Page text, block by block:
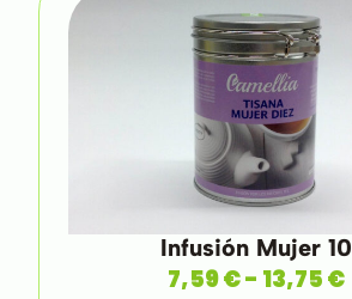
Infusión Mujer 10
7,59€- 13,75€